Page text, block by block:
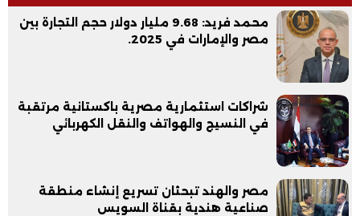
محمد فريد: 9.68 مليار دولار حجم التجارة بين
مصر والإمارات في 2025.
شراكات استثمارية مصرية باكستانية مرتقبة
في النسيج والهواتف والنقل الكهربائي
مصر والهند تبحثان تسريع إنشاء منطقة
صناعية هندية بقناة السويس